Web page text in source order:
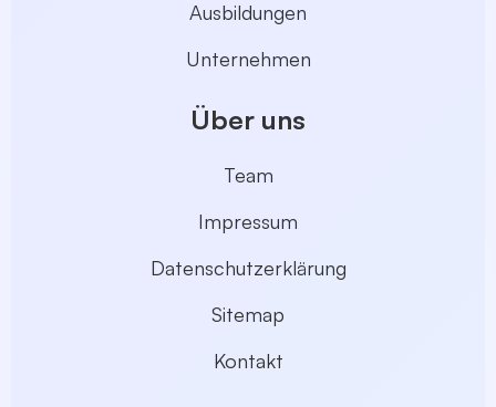
Ausbildungen
Unternehmen
Über uns
Team
Impressum
Datenschutzerklärung
Sitemap
Kontakt